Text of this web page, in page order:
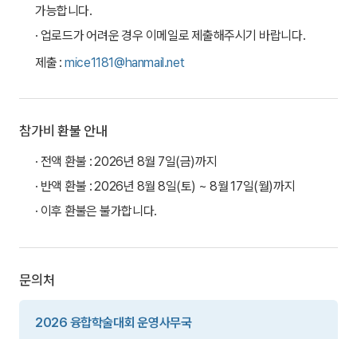
가능합니다.
· 업로드가 어려운 경우 이메일로 제출해주시기 바랍니다.
제출 :mice1181@hanmail.net
참가비 환불 안내
· 전액 환불 : 2026년 8월 7일(금)까지
· 반액 환불 : 2026년 8월 8일(토) ~ 8월 17일(월)까지
· 이후 환불은 불가합니다.
문의처
2026 융합학술대회 운영사무국